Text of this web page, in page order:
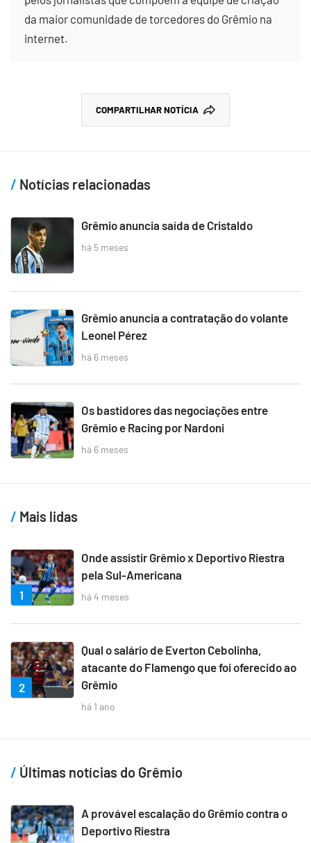
da maior comunidade de torcedores do Grêmio na
internet.
COMPARTILHAR NOTÍCIA
Notícias relacionadas
Grêmio anuncia saída de Cristaldo
há 5 meses
Grêmio anuncia a contratação do volante
Leonel Pérez
há 6 meses
Os bastidores das negociações entre
Grêmio e Racing por Nardoni
há 6 meses
Mais lidas
1
Onde assistir Grêmio x Deportivo Riestra
pela Sul-Americana
há 4 meses
2
Qual o salário de Everton Cebolinha,
atacante do Flamengo que foi oferecido ao
Grêmio
há 1 ano
Últimas notícias do Grêmio
A provável escalação do Grêmio contra o
Deportivo Riestra